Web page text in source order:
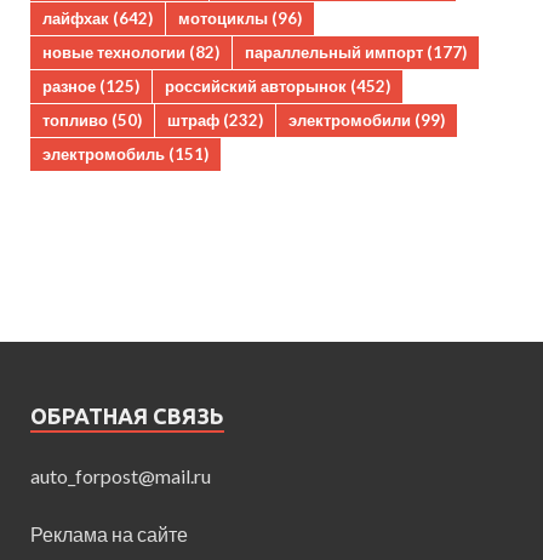
лайфхак (642) мотоциклы (96)
новые технологии (82) параллельный импорт (177)
разное (125) российский авторынок (452)
топливо (50) штраф (232) электромобили (99)
электромобиль (151)
ОБРАТНАЯ СВЯЗЬ
auto_forpost@mail.ru
Реклама на сайте